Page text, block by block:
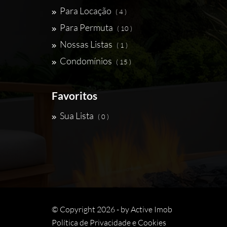
Para Locação ( 4 )
Para Permuta ( 10 )
Nossas Listas ( 1 )
Condomínios ( 15 )
Favoritos
Sua Lista ( 0 )
© Copyright 2026 - byActive Imob
Política de Privacidade e Cookies